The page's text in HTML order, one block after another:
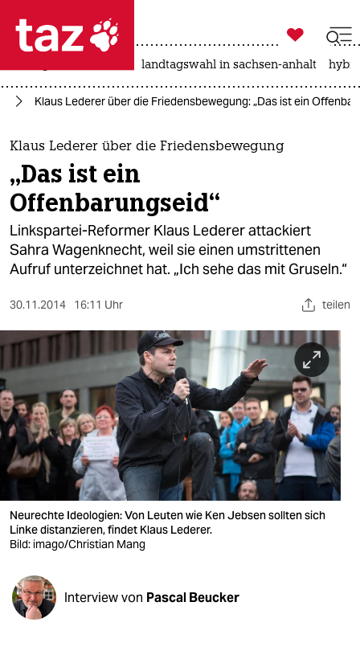
 taz zahl ich
taz zahl ich
themen
politik
öko
gesellschaft
sport
berlin
nord
wahrheit
verlag
verlag
veranstaltungen
fragen & hilfe

taz zahl ich
landtagswahl in sachsen-anhalt
Klaus Lederer über die Friedensbewegung: „Das ist ein
Klaus Lederer über die Friedensbewegung
„Das ist ein
Offenbarungseid“
Linkspartei-Reformer Klaus Lederer attackiert
Sahra Wagenknecht, weil sie einen umstrittenen
Aufruf unterzeichnet hat. „Ich sehe das mit Gruseln.“
30.11.2014 16:11 Uhr teilen
Neurechte Ideologien: Von Leuten wie Ken Jebsen sollten sich
Linke distanzieren, findet Klaus Lederer.
Bild: imago/Christian Mang
Interview von Pascal Beucker